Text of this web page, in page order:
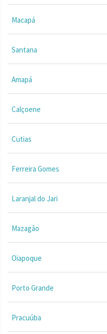
Macapá
Santana
Amapá
Calçoene
Cutias
Ferreira Gomes
Laranjal do Jari
Mazagão
Oiapoque
Porto Grande
Pracuúba